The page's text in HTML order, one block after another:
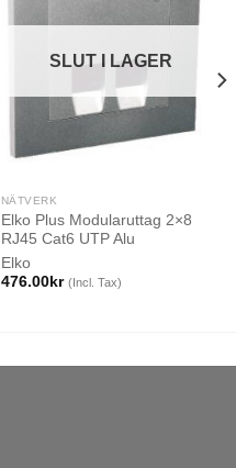
SLUT I LAGER
NÄTVERK
Elko Plus Modularuttag 2×8
RJ45 Cat6 UTP Alu
Elko
476.00kr (Incl. Tax)